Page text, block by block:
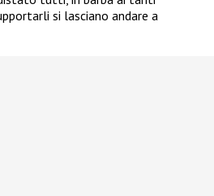
si lasciano andare a